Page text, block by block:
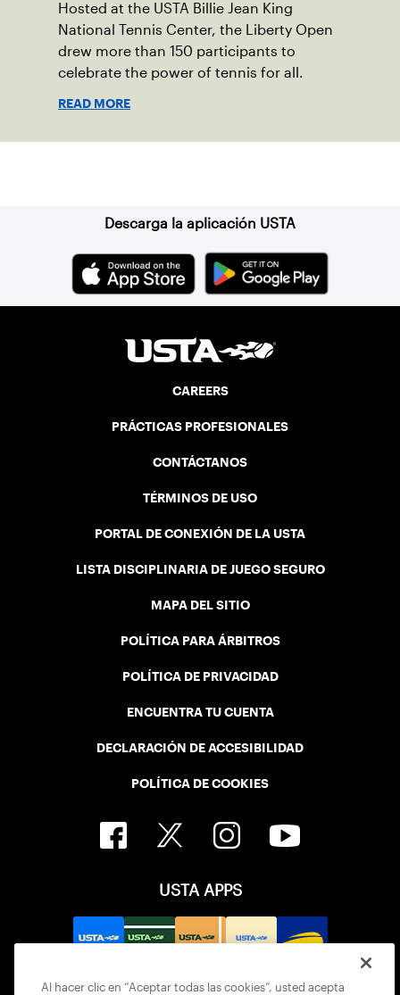
Hosted at the USTA Billie Jean King
National Tennis Center, the Liberty Open
drew more than 150 participants to
celebrate the power of tennis for all.
READ MORE
Descarga la aplicación USTA
CAREERS
PRÁCTICAS PROFESIONALES
CONTÁCTANOS
TÉRMINOS DE USO
PORTAL DE CONEXIÓN DE LA USTA
LISTA DISCIPLINARIA DE JUEGO SEGURO
MAPA DEL SITIO
POLÍTICA PARA ÁRBITROS
POLÍTICA DE PRIVACIDAD
ENCUENTRA TU CUENTA
DECLARACIÓN DE ACCESIBILIDAD
POLÍTICA DE COOKIES
USTA APPS
Al hacer clic en “Aceptar todas las cookies”, usted acepta